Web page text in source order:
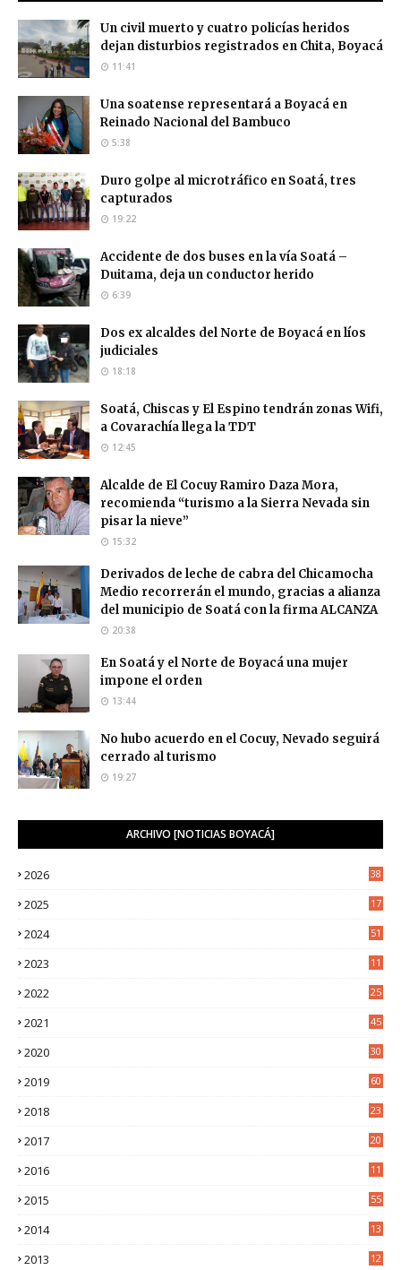
Un civil muerto y cuatro policías heridos
dejan disturbios registrados en Chita, Boyacá
11:41
Una soatense representará a Boyacá en
Reinado Nacional del Bambuco
5:38
Duro golpe al microtráfico en Soatá, tres
capturados
19:22
Accidente de dos buses en la vía Soatá –
Duitama, deja un conductor herido
6:39
Dos ex alcaldes del Norte de Boyacá en líos
judiciales
18:18
Soatá, Chiscas y El Espino tendrán zonas Wifi,
a Covarachía llega la TDT
12:45
Alcalde de El Cocuy Ramiro Daza Mora,
recomienda “turismo a la Sierra Nevada sin
pisar la nieve”
15:32
Derivados de leche de cabra del Chicamocha
Medio recorrerán el mundo, gracias a alianza
del municipio de Soatá con la firma ALCANZA
20:38
En Soatá y el Norte de Boyacá una mujer
impone el orden
13:44
No hubo acuerdo en el Cocuy, Nevado seguirá
cerrado al turismo
19:27
ARCHIVO [NOTICIAS BOYACÁ]
2026 38
2025
17
2024 51
2023
11
2022
25
2021
45
2020
30
2019 60
2018
23
2017
20
2016
11
2015 55
2014
13
2013
12